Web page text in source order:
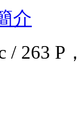
介
/ 263